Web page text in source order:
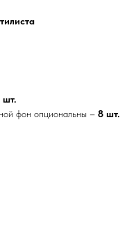
шт.
фон опциональны – 8 шт.